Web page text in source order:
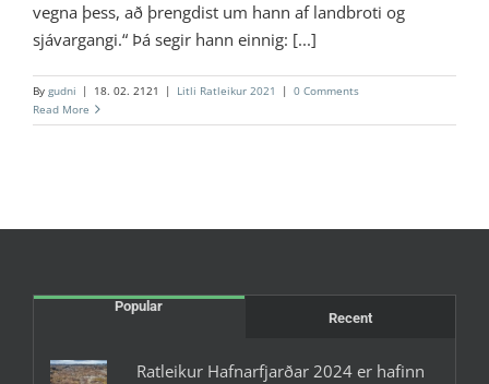
vegna þess, að þrengdist um hann af landbroti og
sjávargangi.“ Þá segir hann einnig: [...]
By gudni | 18. 02. 2121 | Litli Ratleikur 2021 | 0 Comments
Read More
Popular
Recent
Ratleikur Hafnarfjarðar 2024 er hafinn